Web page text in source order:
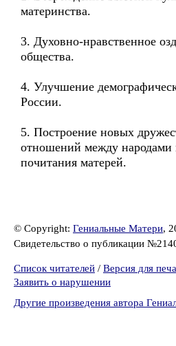
материнства.
3. Духовно-нравственное
общества.
4. Улучшение
России.
5. Построение новых
отношений между народами
почитания матерей.
© Copyright: Гениальные Матери,
Свидетельство о публикации
Список читателей / Версия для
Заявить о нарушении
Другие произведения автора